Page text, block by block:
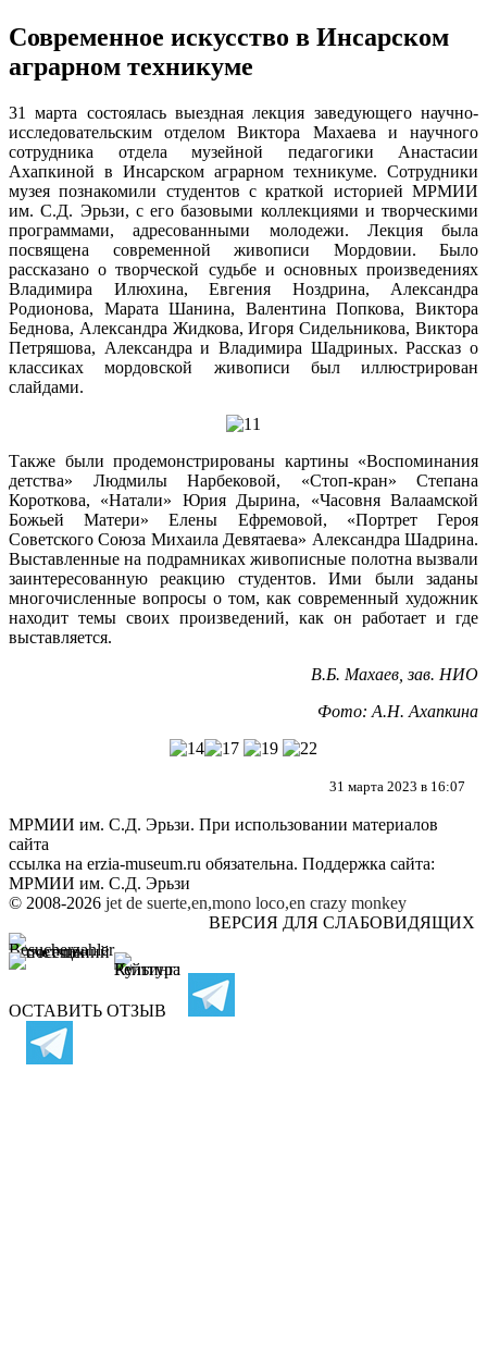
Современное искусство в Инсарском
аграрном техникуме
31 марта состоялась выездная лекция заведующего научно-
исследовательским отделом Виктора Махаева и научного
сотрудника отдела музейной педагогики Анастасии
Ахапкиной в Инсарском аграрном техникуме. Сотрудники
музея познакомили студентов с краткой историей МРМИИ
им. С.Д. Эрьзи, с его базовыми коллекциями и творческими
программами, адресованными молодежи. Лекция была
посвящена современной живописи Мордовии. Было
рассказано о творческой судьбе и основных произведениях
Владимира Илюхина, Евгения Ноздрина, Александра
Родионова, Марата Шанина, Валентина Попкова, Виктора
Беднова, Александра Жидкова, Игоря Сидельникова, Виктора
Петряшова, Александра и Владимира Шадриных. Рассказ о
классиках мордовской живописи был иллюстрирован
слайдами.
Также были продемонстрированы картины «Воспоминания
детства» Людмилы Нарбековой, «Стоп-кран» Степана
Короткова, «Натали» Юрия Дырина, «Часовня Валаамской
Божьей Матери» Елены Ефремовой, «Портрет Героя
Советского Союза Михаила Девятаева» Александра Шадрина.
Выставленные на подрамниках живописные полотна вызвали
заинтересованную реакцию студентов. Ими были заданы
многочисленные вопросы о том, как современный художник
находит темы своих произведений, как он работает и где
выставляется.
В.Б. Махаев, зав. НИО
Фото: А.Н. Ахапкина
31 марта 2023 в 16:07
МРМИИ им. С.Д. Эрьзи. При использовании материалов
сайта
ссылка на erzia-museum.ru обязательна. Поддержка сайта:
МРМИИ им. С.Д. Эрьзи
© 2008-2026 jet de suerte,en,mono loco,en crazy monkey
ВЕРСИЯ ДЛЯ СЛАБОВИДЯЩИХ
ОСТАВИТЬ ОТЗЫВ